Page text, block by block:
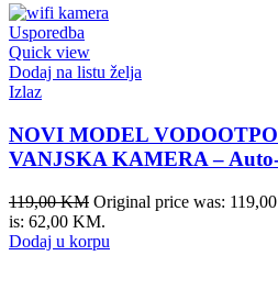
Usporedba
Quick view
Dodaj na listu želja
Izlaz
NOVI MODEL
VANJSKA KAMERA –
119,00KM Original price was:
is: 62,00 KM.
Dodaj u korpu